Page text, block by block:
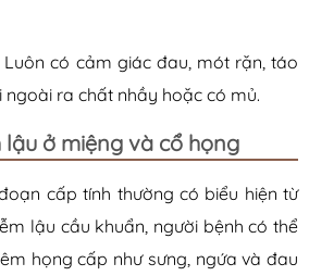
có cảm giác đau, mót rặn, táo
ngoài ra chất nhầy hoặc có mủ.
lậu ở miệng và cổ họng
cấp tính thường có biểu hiện từ
lậu cầu khuẩn, người bệnh có thể
họng cấp như sưng, ngứa và đau